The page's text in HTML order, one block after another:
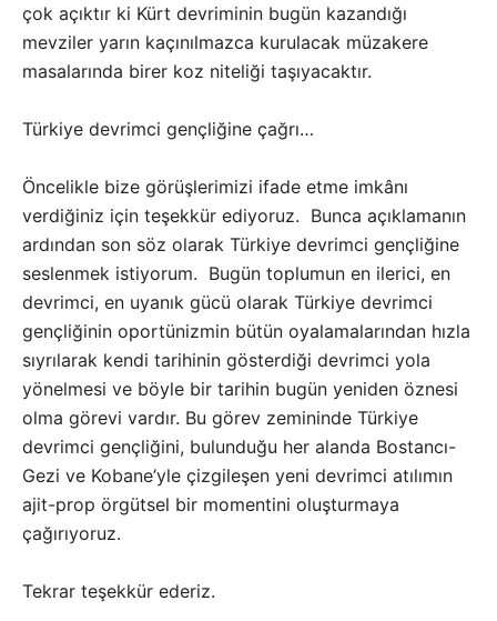
çok açıktır ki Kürt devriminin bugün kazandığı
mevziler yarın kaçınılmazca kurulacak müzakere
masalarında birer koz niteliği taşıyacaktır.
Türkiye devrimci gençliğine çağrı…
Öncelikle bize görüşlerimizi ifade etme imkânı
verdiğiniz için teşekkür ediyoruz. Bunca açıklamanın
ardından son söz olarak Türkiye devrimci gençliğine
seslenmek istiyorum. Bugün toplumun en ilerici, en
devrimci, en uyanık gücü olarak Türkiye devrimci
gençliğinin oportünizmin bütün oyalamalarından hızla
sıyrılarak kendi tarihinin gösterdiği devrimci yola
yönelmesi ve böyle bir tarihin bugün yeniden öznesi
olma görevi vardır. Bu görev zemininde Türkiye
devrimci gençliğini, bulunduğu her alanda Bostancı-
Gezi ve Kobane’yle çizgileşen yeni devrimci atılımın
ajit-prop örgütsel bir momentini oluşturmaya
çağırıyoruz.
Tekrar teşekkür ederiz.